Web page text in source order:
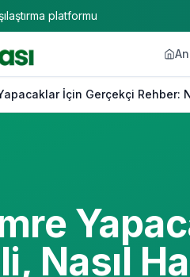
platformu
İçin Gerçekçi Rehber:
Nasıl